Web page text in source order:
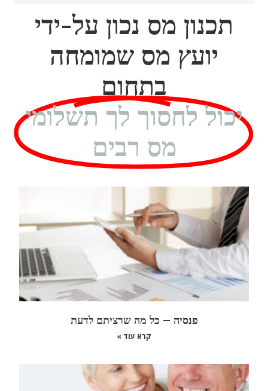
תכנון מס נכון על-ידי
יועץ מס שמומחה
בתחום
יכול לחסוך לך תשלומי
מס רבים
פנסיה – כל מה שרציתם לדעת
קרא עוד »